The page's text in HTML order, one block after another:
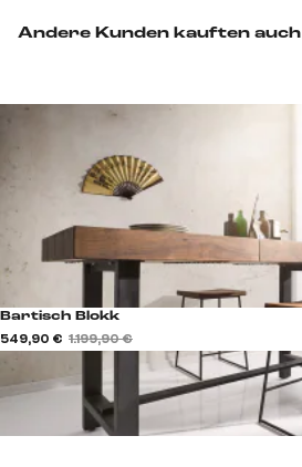
Andere Kunden kauften auch
Bartisch Blokk
549,90 € 1.199,90 €